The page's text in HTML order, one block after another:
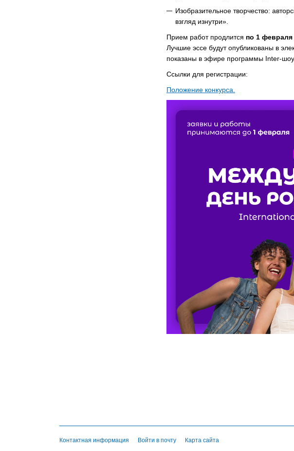
Изобразительное творчество:
взгляд изнутри».
Прием работ продлится по 1 февраля
Лучшие эссе будут опубликованы в
показаны в эфире программы Inter-шоу
Ссылки для регистрации:
Положение конкурса.
Контактная информация Войти в почту Карта сайта